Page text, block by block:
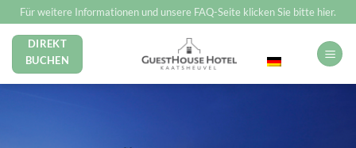
Zum
Inhalt
springen
Für weitere Informationen und unsere FAQ-Seite klicken Sie bitte hier.
DIREKT
BUCHEN